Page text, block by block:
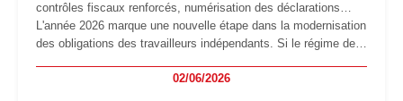
contrôles fiscaux renforcés, numérisation des déclarations…
L'année 2026 marque une nouvelle étape dans la modernisation
des obligations des travailleurs indépendants. Si le régime de
les auto-entrepreneurs devront s'adapter à un environnement
02/06/2026